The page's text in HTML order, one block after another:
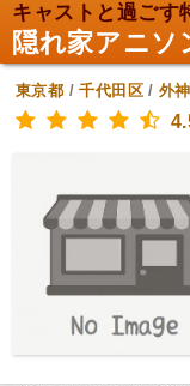
キャストと過ごす
隠れ家アニ
東京都 /千代田区/外